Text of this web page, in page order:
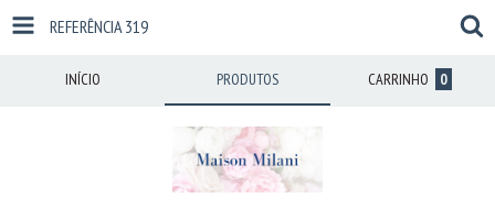
REFERÊNCIA 319
INÍCIO PRODUTOS CARRINHO 0